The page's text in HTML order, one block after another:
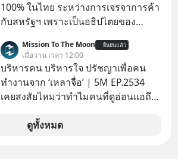
100% ในไทย ระหว่างการเจรจาการค้า
กับสหรัฐฯ เพราะเป็นอธิปไตยของ
ประกาศจุดยืนชัดเจนว่า จะไม่อนุญาต
ให้บริษัทสหรัฐฯ ตั้งบริษัทโทรคมนาคม
ดาวเทียมที่ถือหุ้น 100% โดยชาวต่าง
ชาติ ในระหว่างการเจรจาการค้ากับ
รัฐบาลสหรัฐ โดยให้เหตุผลว่าเป็น
ประเด็นด้านอธิปไตยของประเทศ
Mission To The Moon ยืนยันแล้ว
เมื่อวาน เวลา 12:00
บริหารคน บริหารใจ ปรัชญาเพื่อคน
ทำงานจาก ‘เหลาจื่อ’ | 5M EP.2534
เคยสงสัยไหมว่าทำไมคนที่ดูอ่อนแอถึง
สถานการณ์ แล้วทำไมคนที่ไม่ออกแรง
ดูทั้งหมด